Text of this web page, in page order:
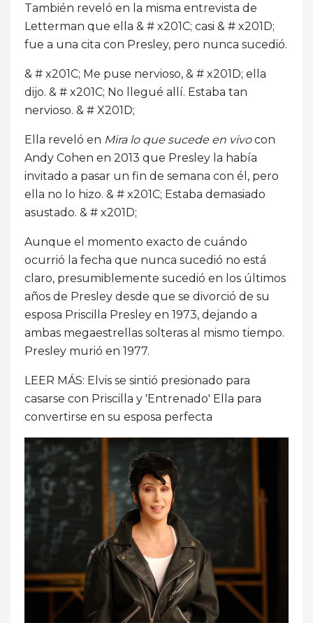
También reveló en la misma entrevista de
Letterman que ella & # x201C; casi & # x201D;
fue a una cita con Presley, pero nunca sucedió.
& # x201C; Me puse nervioso, & # x201D; ella
dijo. & # x201C; No llegué allí. Estaba tan
nervioso. & # X201D;
Ella reveló en Mira lo que sucede en vivocon
Andy Cohen en 2013 que Presley la había
invitado a pasar un fin de semana con él, pero
ella no lo hizo. & # x201C; Estaba demasiado
asustado. & # x201D;
Aunque el momento exacto de cuándo
ocurrió la fecha que nunca sucedió no está
claro, presumiblemente sucedió en los últimos
años de Presley desde que se divorció de su
esposa Priscilla Presley en 1973, dejando a
ambas megaestrellas solteras al mismo tiempo.
Presley murió en 1977.
LEER MÁS: Elvis se sintió presionado para
casarse con Priscilla y 'Entrenado' Ella para
convertirse en su esposa perfecta